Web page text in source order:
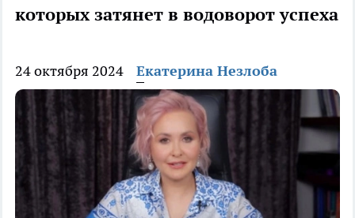
которых затянет в водоворот успеха
24 октября 2024 Екатерина Незлоба